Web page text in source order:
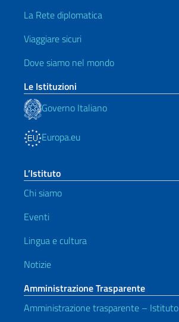
La Rete diplomatica
Viaggiare sicuri
Dove siamo nel mondo
Le Istituzioni
Governo Italiano
Europa.eu
L’Istituto
Chi siamo
Eventi
Lingua e cultura
Notizie
Amministrazione Trasparente
Amministrazione trasparente – Istituto